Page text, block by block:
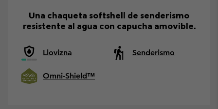
Una chaqueta softshell de senderismo
resistente al agua con capucha amovible.
Llovizna Senderismo
Omni-Shield™